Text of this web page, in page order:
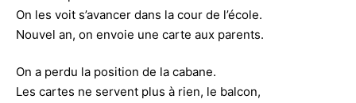
On les voit s’avancer dans la cour de l’école.
Nouvel an, on envoie une carte aux parents.
On a perdu la position de la cabane.
Les cartes ne servent plus à rien, le balcon,